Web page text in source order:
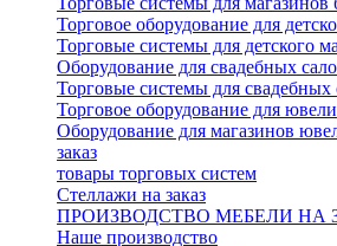
Торговое оборудование для
Торговые системы для детского
Оборудование для свадебных
Торговые системы для свадебных
Торговое оборудование для
Оборудование для магазинов
заказ
товары торговых систем
Стеллажи на заказ
ПРОИЗВОДСТВО МЕБЕЛИ НА
Наше производство